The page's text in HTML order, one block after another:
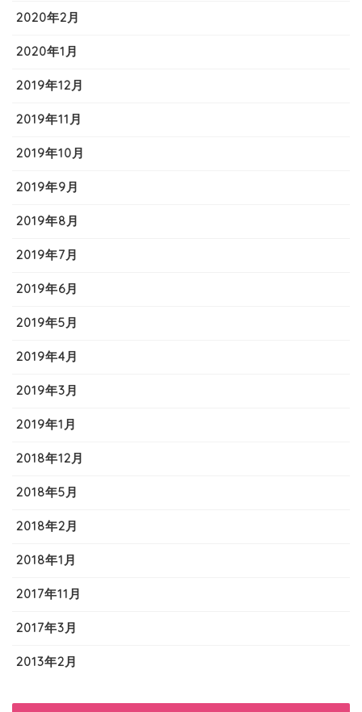
2020年2月
2020年1月
2019年12月
2019年11月
2019年10月
2019年9月
2019年8月
2019年7月
2019年6月
2019年5月
2019年4月
2019年3月
2019年1月
2018年12月
2018年5月
2018年2月
2018年1月
2017年11月
2017年3月
2013年2月